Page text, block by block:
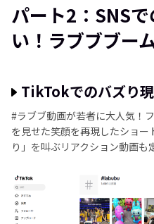
パート2：SNS
い！ラブブブー
TikTokでのバズり
#ラブブ動画が若者に大人気！
を見せた笑顔を再現したショ
り」を叫ぶリアクション動画も